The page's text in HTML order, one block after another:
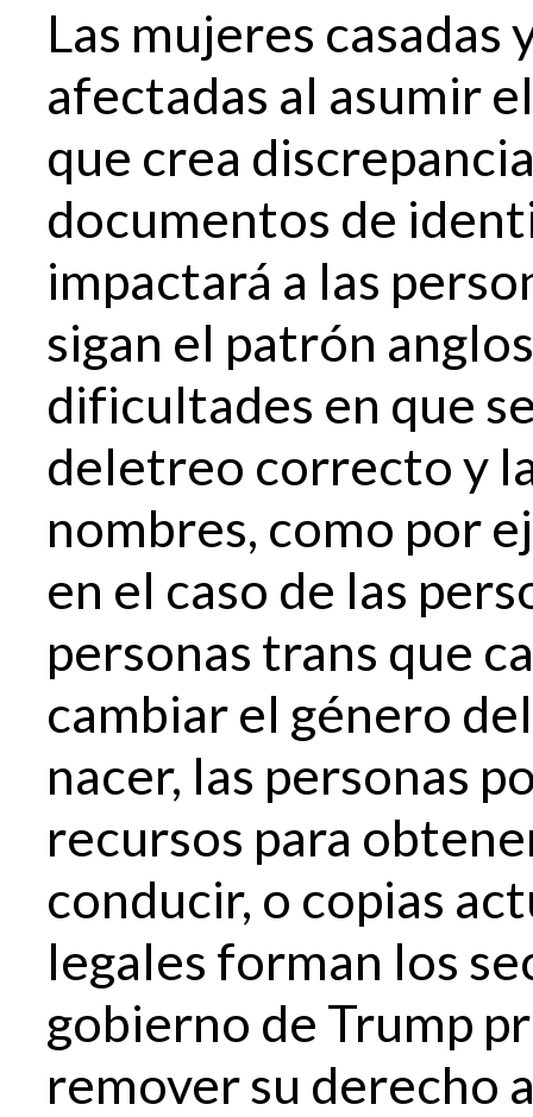
Las mujeres casadas
afectadas al asumir
que crea
documentos de
impactará a las
sigan el patrón
dificultades en que
deletreo correcto y
nombres, como por
en el caso de las
personas trans que
cambiar el género
nacer, las personas
recursos para
conducir, o copias
legales forman los
gobierno de Trump
remover su derecho